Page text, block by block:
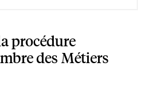
procédure
des Métiers